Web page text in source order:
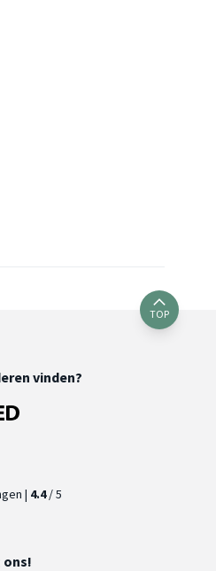
TOP
vinden?
| 4.4/ 5
ons!